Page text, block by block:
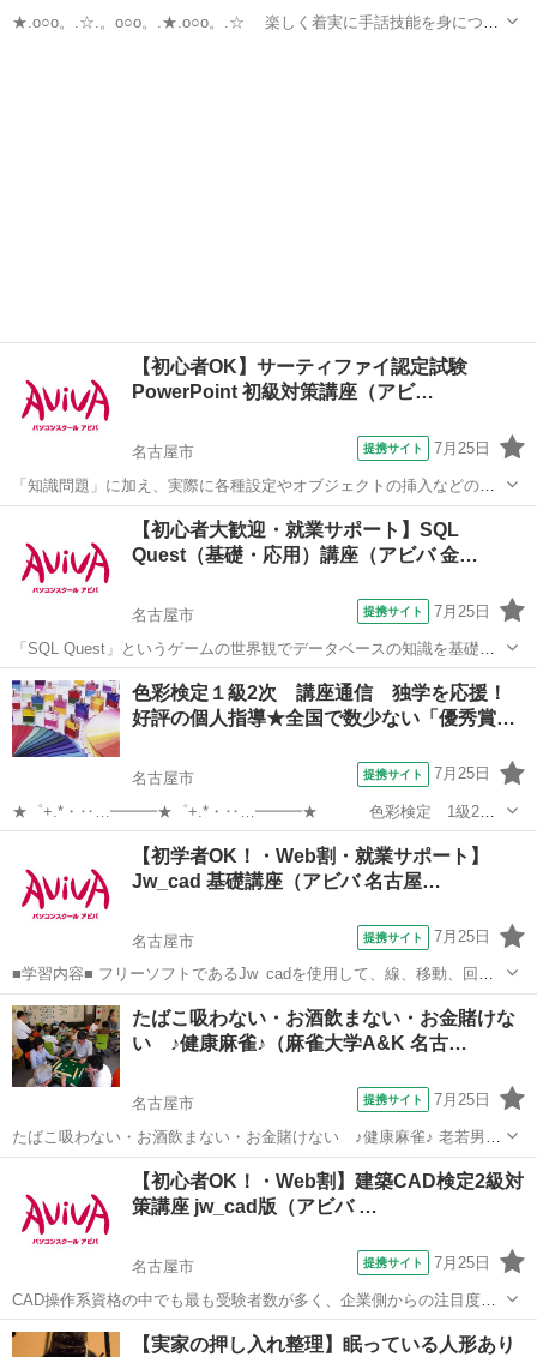
★.o○o。.☆.。o○o。.★.o○o。.☆ 楽しく着実に手話技能を身につ
【初心者OK】サーティファイ認定試験
PowerPoint 初級対策講座（アビ…
名古屋市 提携サイト 7月25日
「知識問題」に加え、実際に各種設定やオブジェクトの挿入などの機
能を駆使したプレゼンテーションを作成する「実技問題」を解くこと
で、実践的な能力を証明できる資格制度の、初級対策講座です。 アビ
バのパソコン講座は全て、受講内容・...
名古屋市 その他
【初心者大歓迎・就業サポート】SQL
Quest（基礎・応用）講座（アビバ 金…
名古屋市 提携サイト 7月25日
「SQL Quest」というゲームの世界観でデータベースの知識を基礎か
ら学習していきます。演習課題を中心とし、難しい専門用語も身近な
言葉に置き換えて解説します。
愛知 名古屋市 その他
色彩検定１級2次 講座通信 独学を応援！
好評の個人指導★全国で数少ない「優秀賞…
名古屋市 提携サイト 7月25日
★゜+.*・‥…━━━★゜+.*・‥…━━━★ 色彩検定 1級2次
通信対策講座 ★゜+.*・‥…━━━★゜+.*・‥…━━━★ 「1級2次通
信対策講座」は、家に居ながらにして、 家庭教師の様にマンツーマン
で親切丁寧な指...
名古屋市 その他
【初学者OK！・Web割・就業サポート】
Jw_cad 基礎講座（アビバ 名古屋…
名古屋市 提携サイト 7月25日
■学習内容■ フリーソフトであるJw_cadを使用して、線、移動、回転
などの基本機能や複雑なオブジェクトの作図、作図効率を上げる機
能、寸法の記入、レイアウトと印刷方法などを学習します。 授業で視
聴した映像解説はご自宅のP...
愛知 名古屋市 その他
たばこ吸わない・お酒飲まない・お金賭けな
い ♪健康麻雀♪（麻雀大学A&K 名古…
名古屋市 提携サイト 7月25日
たばこ吸わない・お酒飲まない・お金賭けない ♪健康麻雀♪ 老若男女
の幅広い会員が在籍。アットホームな雰囲気の中、麻雀を全く知らな
ナーを大事に健康づくり・...
名古屋市 その他
【初心者OK！・Web割】建築CAD検定2級対
策講座 jw_cad版（アビバ …
名古屋市 提携サイト 7月25日
CAD操作系資格の中でも最も受験者数が多く、企業側からの注目度の
高い人気資格である建築CAD検定試験2級の取得を目指す対策講座で
愛知 名古屋市 その他
【実家の押し入れ整理】眠っている人形あり